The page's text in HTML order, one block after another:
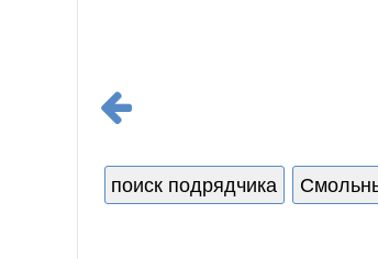
поиск подрядчика